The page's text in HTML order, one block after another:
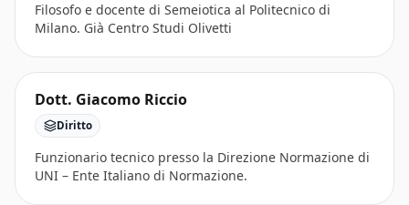
Filosofo e docente di Semeiotica al Politecnico di
Milano. Già Centro Studi Olivetti
Dott. Giacomo Riccio
Diritto
Funzionario tecnico presso la Direzione Normazione di
UNI – Ente Italiano di Normazione.